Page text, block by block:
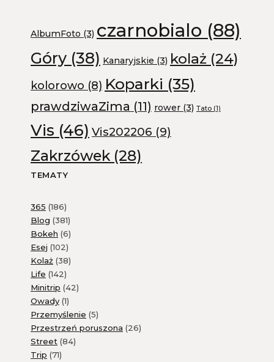
AlbumFoto (3) czarnobialo (88)
Góry (38) Kanaryjskie (3) kolaż (24)
kolorowo (8) Koparki (35)
prawdziwaZima (11) rower (3) Tato (1)
Vis (46) Vis202206 (9)
Zakrzówek(28)
TEMATY
365 (186)
Blog (381)
Bokeh (6)
Esej (102)
Kolaż (38)
Life (142)
Minitrip (42)
Owady (1)
Przemyślenie (5)
Przestrzeń poruszona (26)
Street (84)
Trip (71)